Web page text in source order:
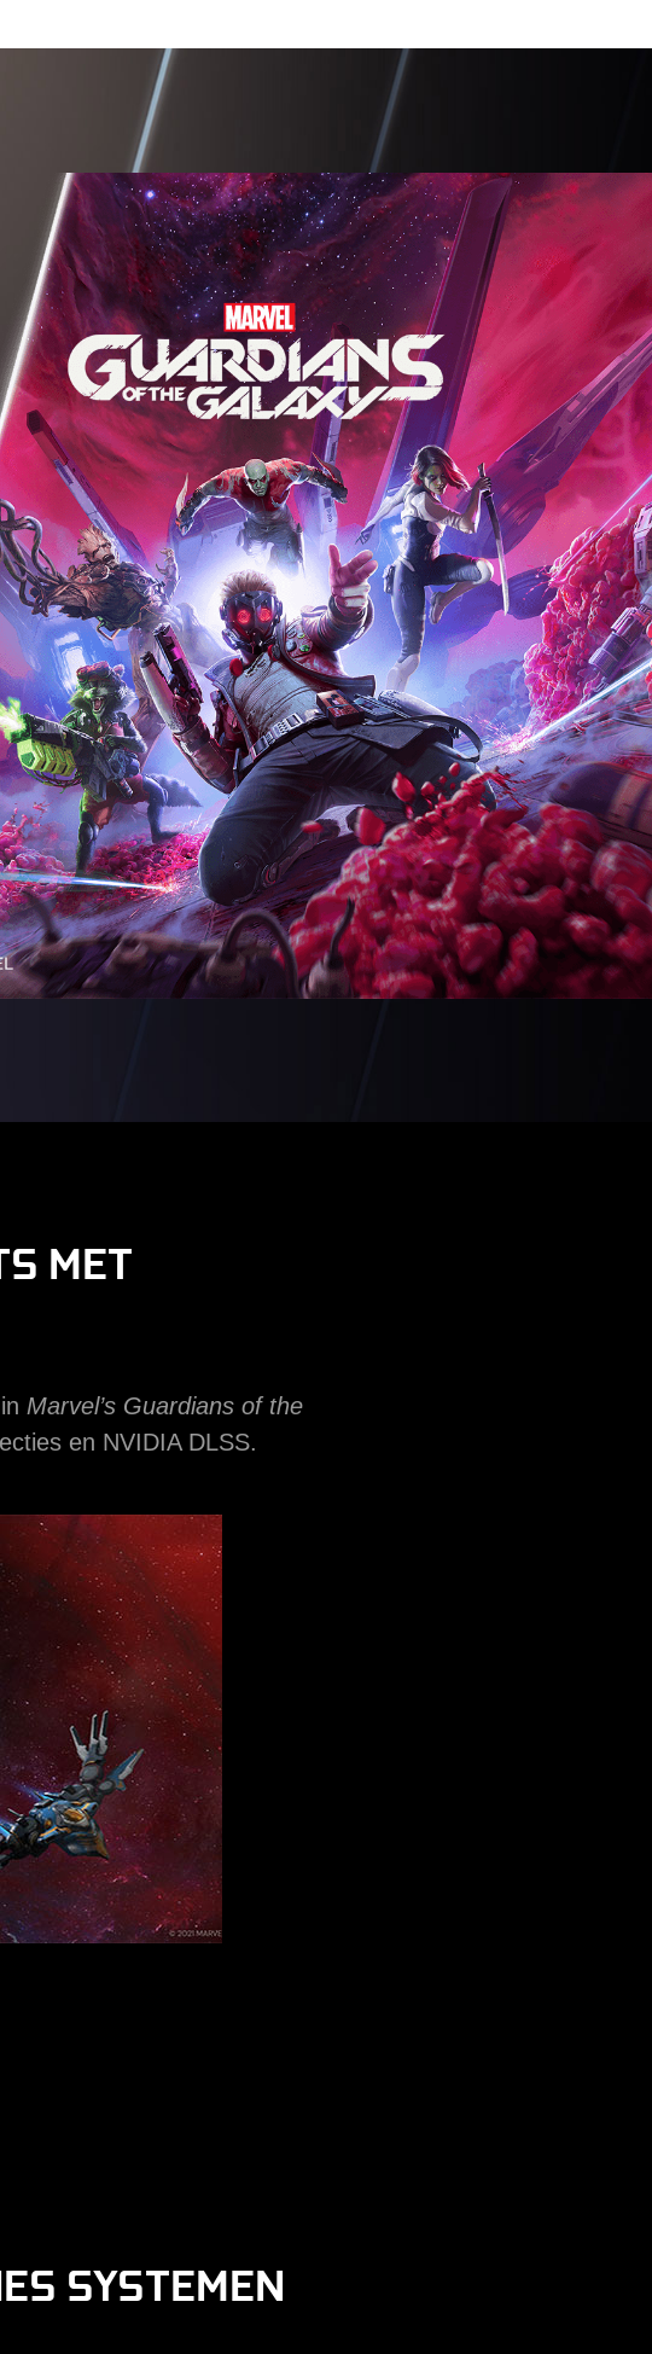
MET
Marvel’s Guardians of the
en NVIDIA DLSS.
SYSTEMEN